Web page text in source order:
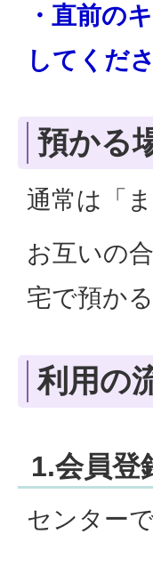
・直前の
してくださ
預かる
通常は「
お互いの
宅で預か
利用の
1.会員登
センター